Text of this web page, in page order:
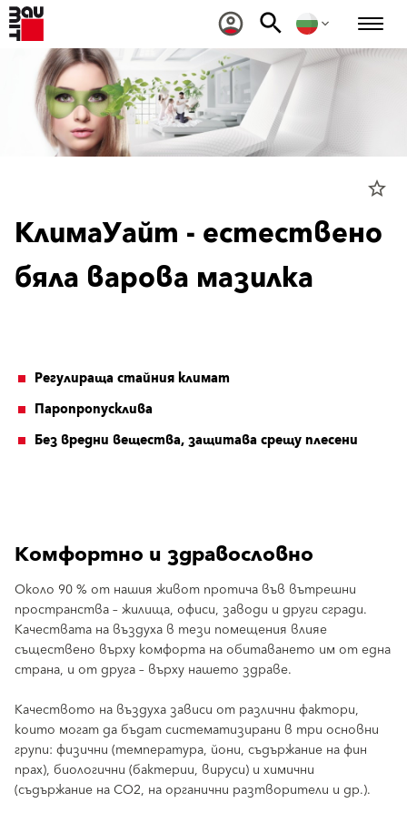
star_border
КлимаУайт - естествено
бяла варова мазилка
Регулираща стайния климат
Паропропусклива
Без вредни вещества, защитава срещу плесени
Комфортно и здравословно
Около 90 % от нашия живот протича във вътрешни
пространства – жилища, офиси, заводи и други сгради.
Качествата на въздуха в тези помещения влияе
съществено върху комфорта на обитаването им от една
страна, и от друга – върху нашето здраве.
Качеството на въздуха зависи от различни фактори,
които могат да бъдат систематизирани в три основни
групи: физични (температура, йони, съдържание на фин
прах), биологични (бактерии, вируси) и химични
(съдържание на CO2, на органични разтворители и др.).